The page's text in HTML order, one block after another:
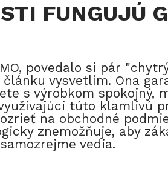
FUNGUJÚ
povedalo si pár
vysvetlím. Ona
s výrobkom spokojný,
túto klamlivú
na obchodné
znemožňuje, aby
vedia.